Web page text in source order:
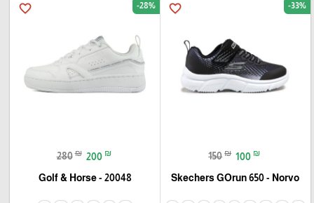
favorite_border -33%
150 ₪ 100 ₪
Skechers GOrun 650 - Norvo
favorite_border -28%
280 ₪ 200 ₪
Golf & Horse - 20048